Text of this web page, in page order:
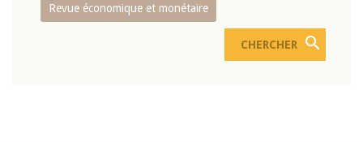
Revue économique et monétaire